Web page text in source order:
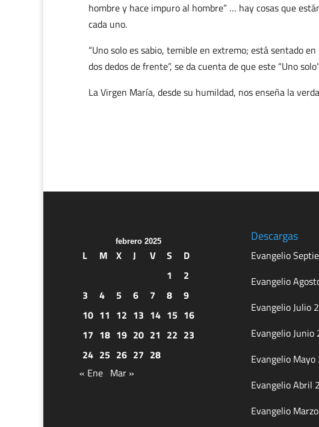
hombre y hace impuro al hombre” … hay cosas que
cada uno.
“Uno solo es sabio, temible en extremo; está sentado en
dos dedos de frente”, se da cuenta de que este “Uno
La Virgen María, desde su humildad, nos enseña la
febrero 2025
L M X J V S
D
1
2
3
4 5 6 7 8
9
10 11 12 13 14 15 16
17 18 19 20 21 22 23
24 25 26 27 28
« Ene Mar »
Descargas
Evangelio
Evangelio
Evangelio Julio
Evangelio Junio
Evangelio
Evangelio Abril
Evangelio